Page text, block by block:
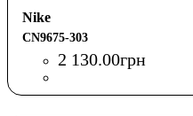
Nike
CN9675-303
2 130.00грн